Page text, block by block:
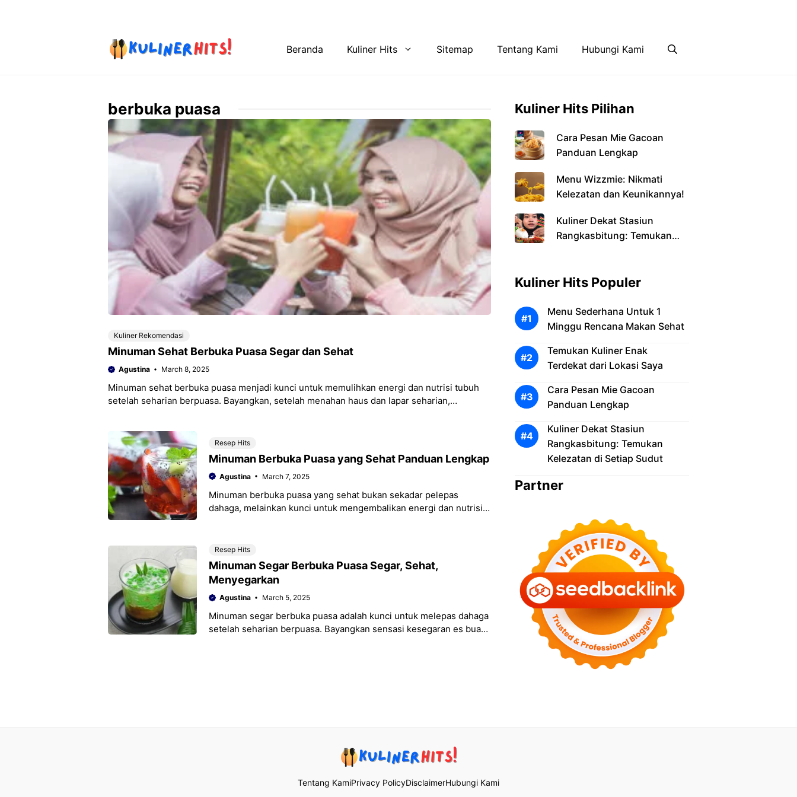
Beranda Kuliner Hits Sitemap Tentang Kami Hubungi Kami
berbuka puasa
Kuliner Rekomendasi
Minuman Sehat Berbuka Puasa Segar dan Sehat
Agustina March 8, 2025
Minuman sehat berbuka puasa menjadi kunci untuk memulihkan energi dan nutrisi tubuh
setelah seharian berpuasa. Bayangkan, setelah menahan haus dan lapar seharian,
Resep Hits
Minuman Berbuka Puasa yang Sehat Panduan Lengkap
Agustina March 7, 2025
Minuman berbuka puasa yang sehat bukan sekadar pelepas
dahaga, melainkan kunci untuk mengembalikan energi dan nutrisi
Resep Hits
Minuman Segar Berbuka Puasa Segar, Sehat,
Menyegarkan
Agustina March 5, 2025
Minuman segar berbuka puasa adalah kunci untuk melepas dahaga
setelah seharian berpuasa. Bayangkan sensasi kesegaran es buah
Kuliner Hits Pilihan
Cara Pesan Mie Gacoan
Panduan Lengkap
Menu Wizzmie: Nikmati
Kelezatan dan Keunikannya!
Kuliner Dekat Stasiun
Rangkasbitung: Temukan
Kuliner Hits Populer
Menu Sederhana Untuk 1
Minggu Rencana Makan Sehat
Temukan Kuliner Enak
Terdekat dari Lokasi Saya
Cara Pesan Mie Gacoan
Panduan Lengkap
Kuliner Dekat Stasiun
Rangkasbitung: Temukan
Kelezatan di Setiap Sudut
Partner
Tentang KamiPrivacy PolicyDisclaimerHubungi Kami